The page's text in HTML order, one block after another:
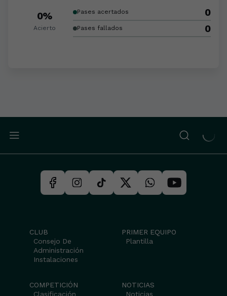
0%
Acierto
Pases acertados 0
Pases fallados 0
CLUB
Consejo De
Administración
Instalaciones
PRIMER EQUIPO
Plantilla
COMPETICIÓN
Clasificación
NOTICIAS
Noticias